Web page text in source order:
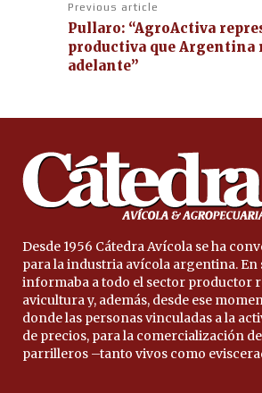
Previous article
Pullaro: “AgroActiva
productiva que Argentina
adelante”
Desde 1956 Cátedra Avícola se ha
para la industria avícola argentina.
informaba a todo el sector productor
avicultura y, además, desde ese
donde las personas vinculadas a la
de precios, para la comercialización
parrilleros –tanto vivos como